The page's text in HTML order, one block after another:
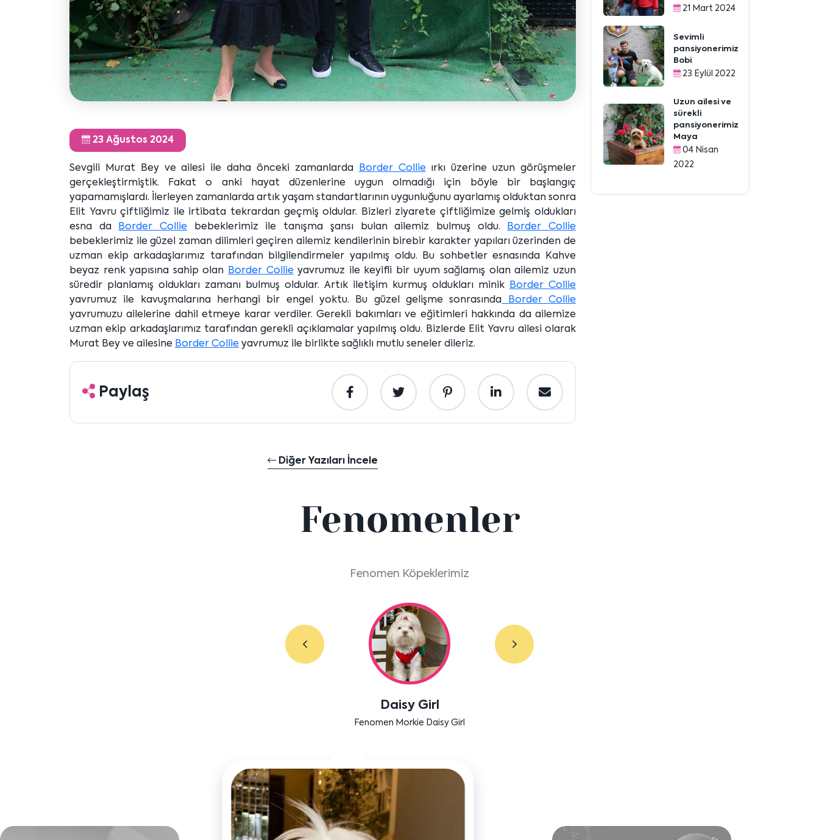
23 Ağustos 2024
Sevgili Murat Bey ve ailesi ile daha önceki zamanlarda Border Collieırkı üzerine uzun görüşmeler
gerçekleştirmiştik. Fakat o anki hayat düzenlerine uygun olmadığı için böyle bir başlangıç
yapamamışlardı. İlerleyen zamanlarda artık yaşam standartlarının uygunluğunu ayarlamış olduktan sonra
Elit Yavru çiftliğimiz ile irtibata tekrardan geçmiş oldular. Bizleri ziyarete çiftliğimize gelmiş oldukları
esna da Border Collie bebeklerimiz ile tanışma şansı bulan ailemiz bulmuş oldu. Border Collie
bebeklerimiz ile güzel zaman dilimleri geçiren ailemiz kendilerinin birebir karakter yapıları üzerinden de
uzman ekip arkadaşlarımız tarafından bilgilendirmeler yapılmış oldu. Bu sohbetler esnasında Kahve
beyaz renk yapısına sahip olan Border Collieyavrumuz ile keyifli bir uyum sağlamış olan ailemiz uzun
süredir planlamış oldukları zamanı bulmuş oldular. Artık iletişim kurmuş oldukları minik Border Collie
yavrumuz ile kavuşmalarına herhangi bir engel yoktu. Bu güzel gelişme sonrasında Border Collie
yavrumuzu ailelerine dahil etmeye karar verdiler. Gerekli bakımları ve eğitimleri hakkında da ailemize
uzman ekip arkadaşlarımız tarafından gerekli açıklamalar yapılmış oldu. Bizlerde Elit Yavru ailesi olarak
Murat Bey ve ailesine Border Collie yavrumuz ile birlikte sağlıklı mutlu seneler dileriz.
Paylaş
Diğer Yazıları İncele
21 Mart 2024
Sevimli
pansiyonerimiz
Bobi
23 Eylül 2022
Uzun ailesi ve
sürekli
pansiyonerimiz
Maya
04 Nisan
2022
Fenomenler
Fenomen Köpeklerimiz
Labradoodle Bruno
Bensu Soral'ın dostu Bruno